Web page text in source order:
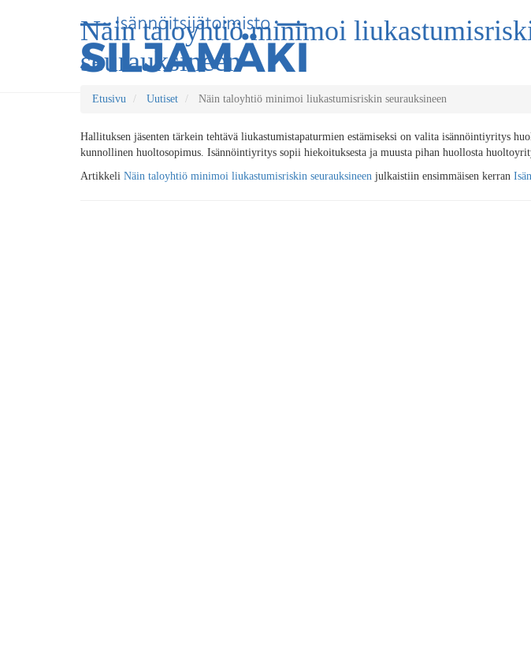
Näin taloyhtiö minimoi
seurauksineen
Etusivu Uutiset Näin taloyhtiö minimoi liukastumisriskin seurauksineen
Hallituksen jäsenten tärkein tehtävä liukastumistapaturmien estämiseksi on valita isännöintiyritys
kunnollinen huoltosopimus. Isännöintiyritys sopii hiekoituksesta ja muusta pihan huollosta
Artikkeli Näin taloyhtiö minimoi liukastumisriskin seurauksineen julkaistiin ensimmäisen kerran